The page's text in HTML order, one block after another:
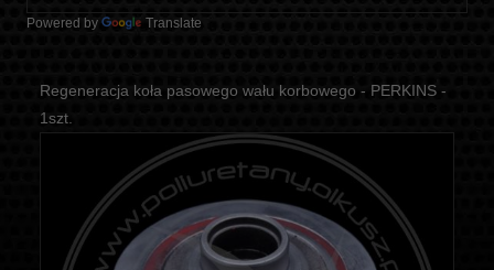
Powered by Translate
Regeneracja koła pasowego wału korbowego - PERKINS -
1szt.